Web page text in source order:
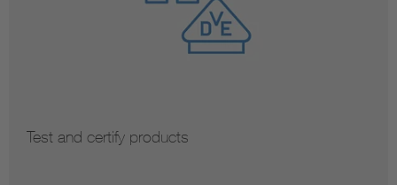
Test and certify products